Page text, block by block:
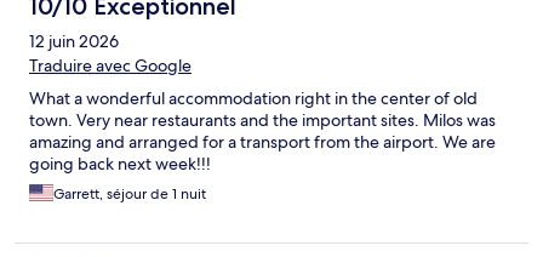
10/10 Exceptionnel
12 juin 2026
Traduire avec Google
What a wonderful accommodation right in the center of old
town. Very near restaurants and the important sites. Milos was
amazing and arranged for a transport from the airport. We are
going back next week!!!
Garrett, séjour de 1 nuit